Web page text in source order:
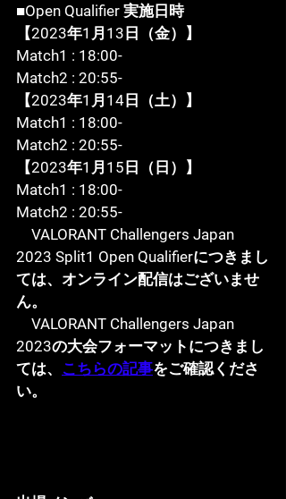
■Open Qualifier 実施日時
【2023年1月13日（金）】
Match1 : 18:00-
Match2 : 20:55-
【2023年1月14日（土）】
Match1 : 18:00-
Match2 : 20:55-
【2023年1月15日（日）】
Match1 : 18:00-
Match2 : 20:55-
VALORANT Challengers Japan
2023 Split1 Open Qualifierにつきまし
ては、オンライン配信はございませ
ん。
VALORANT Challengers Japan
2023の大会フォーマットにつきまし
ては、 こちらの記事をご確認くださ
い。